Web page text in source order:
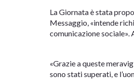
La Giornata è stata
Messaggio, «intende
comunicazione sociale».
«Grazie a queste
sono stati superati, e